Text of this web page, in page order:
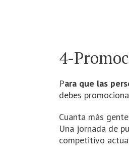
4-
Para que las
debes
Cuanta más
Una jornada de
competitivo